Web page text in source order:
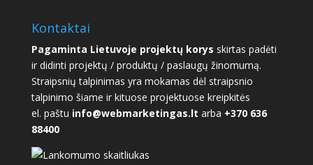
Kontaktai
Pagaminta Lietuvoje projektų korys skirtas padėti
ir didinti projektų / produktų / paslaugų žinomumą.
Straipsnių talpinimas yra mokamas dėl straipsnio
talpinimo šiame ir kituose projektuose kreipkitės
el. paštu info@webmarketingas.lt arba +370 636
88400